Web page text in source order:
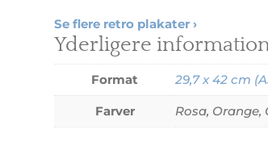
Se flere retro plakater ›
Yderligere
Format 29,7 x 42 cm
Farver Rosa, Orange,